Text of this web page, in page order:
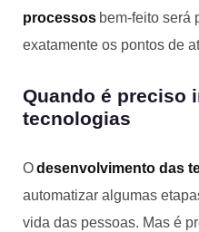
processos bem-feito será
exatamente os pontos de
Quando é preciso
tecnologias
Odesenvolvimento das
automatizar algumas
vida das pessoas. Mas é